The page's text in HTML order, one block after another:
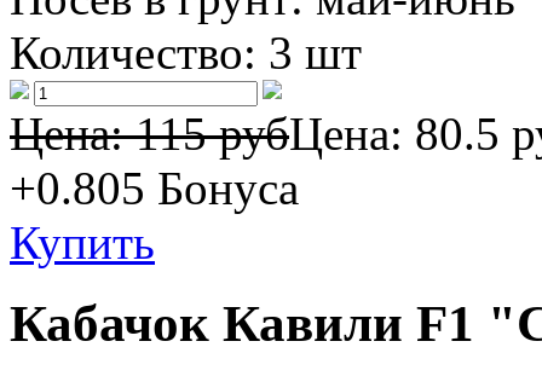
Количество: 3 шт
Цена: 115 рубЦена: 80.5
+0.805 Бонуса
Купить
Кабачок Кавили F1